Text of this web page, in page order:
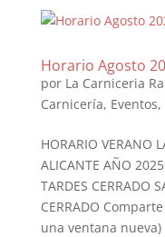
Horario Agosto
por La Carniceria
Carnicería, Eventos,
HORARIO VERANO
ALICANTE AÑO
TARDES CERRADO
CERRADO
una ventana nueva)